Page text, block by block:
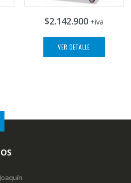
$2.142.900 +iva
VER DETALLE